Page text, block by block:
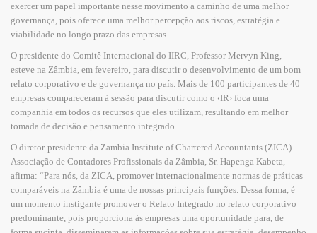
exercer um papel importante nesse movimento a caminho de uma melhor
governança, pois oferece uma melhor percepção aos riscos, estratégia e
viabilidade no longo prazo das empresas.
O presidente do Comitê Internacional do IIRC, Professor Mervyn King,
esteve na Zâmbia, em fevereiro, para discutir o desenvolvimento de um bom
relato corporativo e de governança no país. Mais de 100 participantes de 40
empresas compareceram à sessão para discutir como o ‹IR› foca uma
companhia em todos os recursos que eles utilizam, resultando em melhor
tomada de decisão e pensamento integrado.
O diretor-presidente da Zambia Institute of Chartered Accountants (ZICA) –
Associação de Contadores Profissionais da Zâmbia, Sr. Hapenga Kabeta,
afirma: “Para nós, da ZICA, promover internacionalmente normas de práticas
comparáveis na Zâmbia é uma de nossas principais funções. Dessa forma, é
um momento instigante promover o Relato Integrado no relato corporativo
predominante, pois proporciona às empresas uma oportunidade para, de